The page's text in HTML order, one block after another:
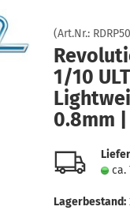
(Art.Nr.:
1/10
0.8mm
ca.
Lagerbestand: